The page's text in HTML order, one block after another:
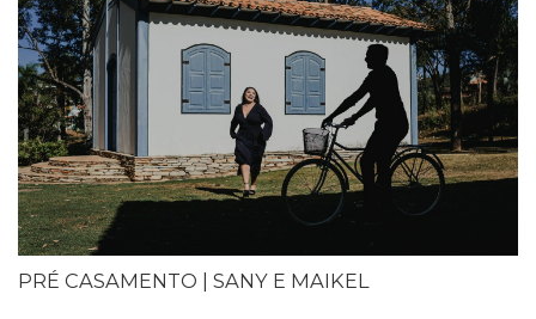
PRÉ CASAMENTO | SANY E MAIKEL